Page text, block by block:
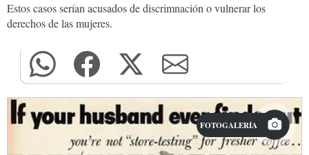
Estos casos serían acusados de discrimnación o vulnerar los
derechos de las mujeres.
FOTOGALERÍA